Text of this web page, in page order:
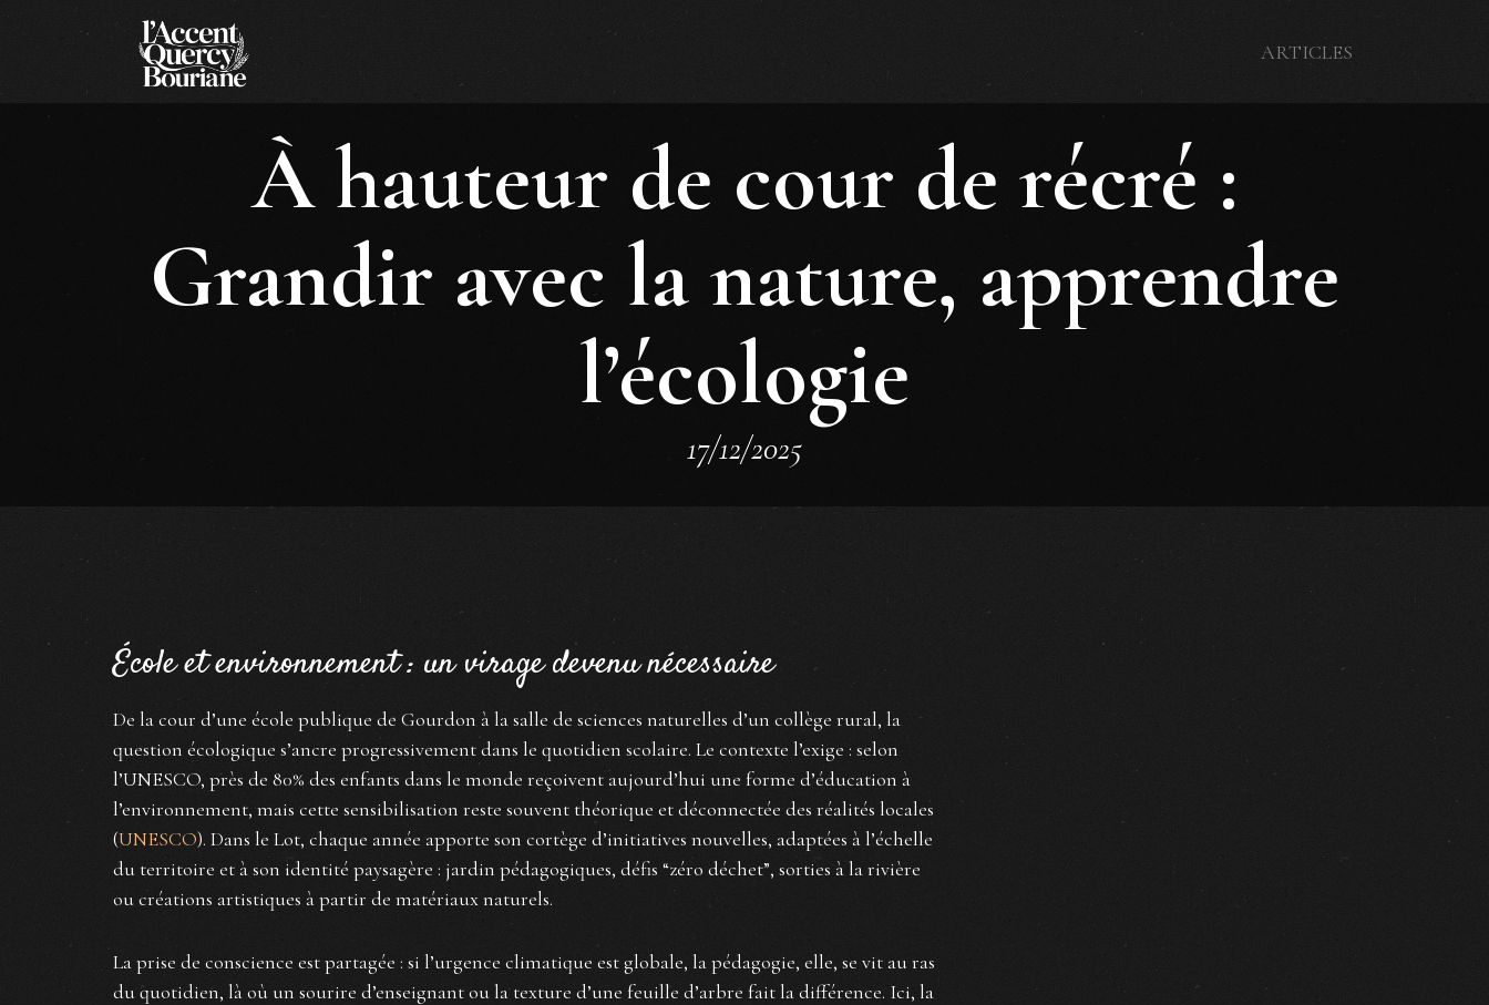
ARTICLES
À hauteur de cour de récré :
Grandir avec la nature, apprendre
l’écologie
17/12/2025
École et environnement : un virage devenu nécessaire
De la cour d’une école publique de Gourdon à la salle de sciences naturelles d’un collège rural, la
question écologique s’ancre progressivement dans le quotidien scolaire. Le contexte l’exige : selon
l’UNESCO, près de 80% des enfants dans le monde reçoivent aujourd’hui une forme d’éducation à
l’environnement, mais cette sensibilisation reste souvent théorique et déconnectée des réalités locales
(UNESCO). Dans le Lot, chaque année apporte son cortège d’initiatives nouvelles, adaptées à l’échelle
du territoire et à son identité paysagère : jardin pédagogiques, défis “zéro déchet”, sorties à la rivière
ou créations artistiques à partir de matériaux naturels.
La prise de conscience est partagée : si l’urgence climatique est globale, la pédagogie, elle, se vit au ras
du quotidien, là où un sourire d’enseignant ou la texture d’une feuille d’arbre fait la différence. Ici, la